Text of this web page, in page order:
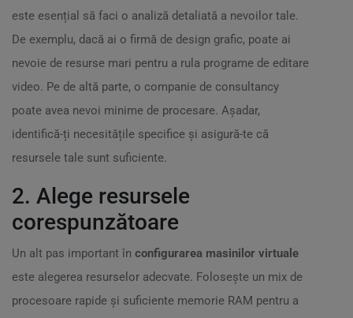
este esențial să faci o analiză detaliată a nevoilor tale.
De exemplu, dacă ai o firmă de design grafic, poate ai
nevoie de resurse mari pentru a rula programe de editare
video. Pe de altă parte, o companie de consultancy
poate avea nevoi minime de procesare. Așadar,
identifică-ți necesitățile specifice și asigură-te că
resursele tale sunt suficiente.
2. Alege resursele
corespunzătoare
Un alt pas important în configurarea masinilor virtuale
este alegerea resurselor adecvate. Folosește un mix de
procesoare rapide și suficiente memorie RAM pentru a